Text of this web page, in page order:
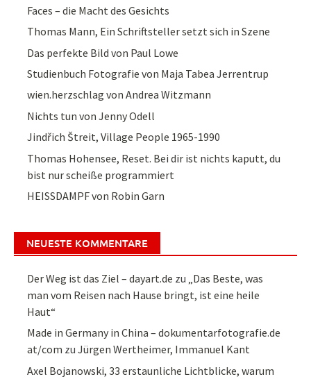
Faces – die Macht des Gesichts
Thomas Mann, Ein Schriftsteller setzt sich in Szene
Das perfekte Bild von Paul Lowe
Studienbuch Fotografie von Maja Tabea Jerrentrup
wien.herzschlag von Andrea Witzmann
Nichts tun von Jenny Odell
Jindřich Štreit, Village People 1965-1990
Thomas Hohensee, Reset. Bei dir ist nichts kaputt, du
bist nur scheiße programmiert
HEISSDAMPF von Robin Garn
NEUESTE KOMMENTARE
Der Weg ist das Ziel – dayart.de zu „Das Beste, was
man vom Reisen nach Hause bringt, ist eine heile
Haut“
Made in Germany in China – dokumentarfotografie.de
at/com zuJürgen Wertheimer, Immanuel Kant
Axel Bojanowski, 33 erstaunliche Lichtblicke, warum